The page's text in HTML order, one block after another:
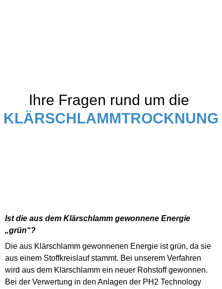
Ihre Fragen rund um die
KLÄRSCHLAMMTROCKNUNG
Ist die aus dem Klärschlamm gewonnene Energie
„grün“?
Die aus Klärschlamm gewonnenen Energie ist grün, da sie
aus einem Stoffkreislauf stammt. Bei unserem Verfahren
wird aus dem Klärschlamm ein neuer Rohstoff gewonnen.
Bei der Verwertung in den Anlagen der PH2 Technology